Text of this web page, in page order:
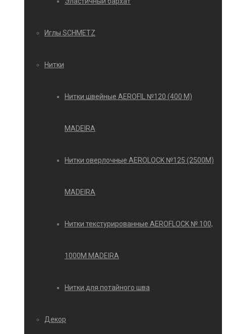
Иглы SCHMETZ
Нитки
Нитки швейные AEROFIL №120 (400 М)
MADEIRA
Нитки оверлочные AEROLOCK №125 (2500М)
MADEIRA
Нитки текстурированные AEROFLOCK № 100,
1000М MADEIRA
Нитки для потайного шва
Декор